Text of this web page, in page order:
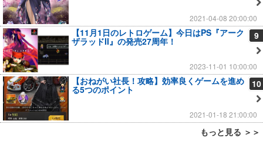
2021-04-08 20:00:00
9
【11月1日のレトロゲーム】今日はPS『アーク
ザラッドII』の発売27周年！
2023-11-01 10:00:00
10
【おねがい社長！攻略】効率良くゲームを進め
る5つのポイント
2021-01-18 21:00:00
もっと見る ＞＞